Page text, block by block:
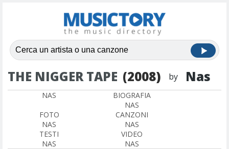
THE NIGGER TAPE (2008) by Nas
NAS
BIOGRAFIA
NAS
FOTO
NAS
CANZONI
NAS
TESTI
NAS
VIDEO
NAS